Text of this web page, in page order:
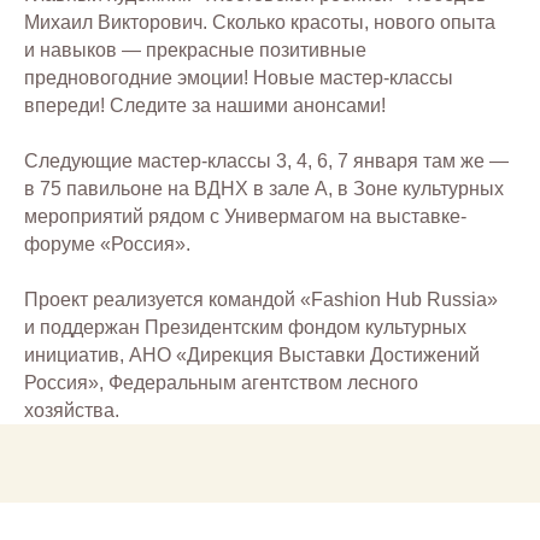
Михаил Викторович. Сколько красоты, нового опыта
и навыков — прекрасные позитивные
предновогодние эмоции! Новые мастер-классы
впереди! Следите за нашими анонсами!
Следующие мастер-классы 3, 4, 6, 7 января там же —
в 75 павильоне на ВДНХ в зале А, в Зоне культурных
мероприятий рядом с Универмагом на выставке-
форуме «Россия».
Проект реализуется командой «Fashion Hub Russia»
и поддержан Президентским фондом культурных
инициатив, АНО «Дирекция Выставки Достижений
Россия», Федеральным агентством лесного
хозяйства.